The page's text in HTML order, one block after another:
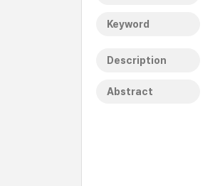
Keyword
Description
Abstract